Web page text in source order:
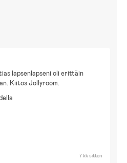
lapsenlapseni oli erittäin
Kiitos Jollyroom.
7 kk sitten